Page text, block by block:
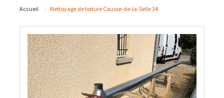
Accueil Nettoyage de toiture Causse-de-la-Selle 34